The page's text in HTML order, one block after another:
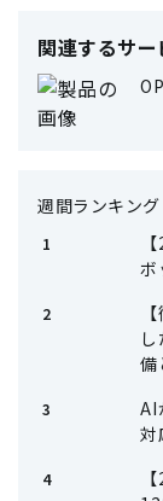
関連するサ
週間ランキング
ボ
備
AI
対